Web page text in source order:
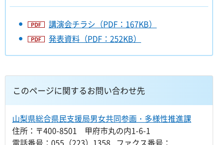
講演会チラシ（PDF：167KB）
発表資料（PDF：252KB）
このページに関するお問い合わせ先
山梨県総合県民支援局男女共同参画・多様性推進課
住所：〒400-8501 甲府市丸の内1-6-1
電話番号：055（223）1358 ファクス番号：